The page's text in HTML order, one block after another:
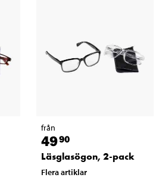
från
4990
Läsglasögon, 2-pack
Flera artiklar